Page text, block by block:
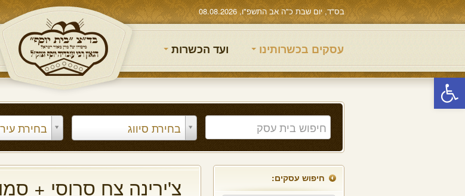
פתח סרגל נגישות
בס"ד, יום שבת כ"ה אב התשפ"ו, 08.08.2026
עסקים בכשרותינו ועד הכשרות
בחירת סיווג בחירת עיר
חיפוש עסקים: צ'ירינה צח סרוסי +